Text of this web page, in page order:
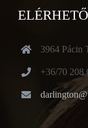
3964 Pácin
+36/70 208